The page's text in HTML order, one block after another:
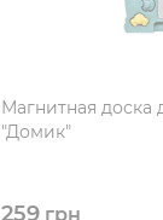
Магнитная доска
"Домик"
259грн